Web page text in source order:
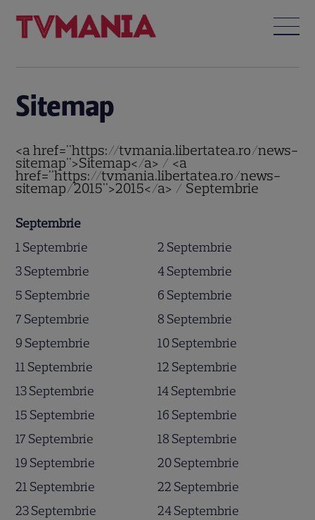
Sitemap
<a href="https://tvmania.libertatea.ro/news-
sitemap">Sitemap</a> / <a
href="https://tvmania.libertatea.ro/news-
sitemap/2015">2015</a> / Septembrie
Septembrie
1 Septembrie
2 Septembrie
3 Septembrie
4 Septembrie
5 Septembrie
6 Septembrie
7 Septembrie
8 Septembrie
9 Septembrie
10 Septembrie
11 Septembrie
12 Septembrie
13 Septembrie
14 Septembrie
15 Septembrie
16 Septembrie
17 Septembrie
18 Septembrie
19 Septembrie
20 Septembrie
21 Septembrie
22 Septembrie
23 Septembrie
24 Septembrie